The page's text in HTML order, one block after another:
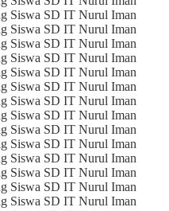
Siswa SD IT Nurul Iman
Siswa SD IT Nurul Iman
Siswa SD IT Nurul Iman
Siswa SD IT Nurul Iman
Siswa SD IT Nurul Iman
Siswa SD IT Nurul Iman
Siswa SD IT Nurul Iman
Siswa SD IT Nurul Iman
Siswa SD IT Nurul Iman
Siswa SD IT Nurul Iman
Siswa SD IT Nurul Iman
Siswa SD IT Nurul Iman
Siswa SD IT Nurul Iman
Siswa SD IT Nurul Iman